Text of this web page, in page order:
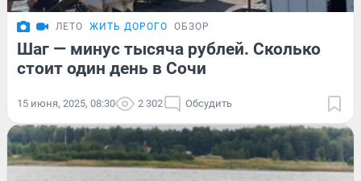
ЛЕТО ЖИТЬ ДОРОГО ОБЗОР
Шаг — минус тысяча рублей. Сколько
стоит один день в Сочи
15 июня, 2025, 08:30 2 302 Обсудить